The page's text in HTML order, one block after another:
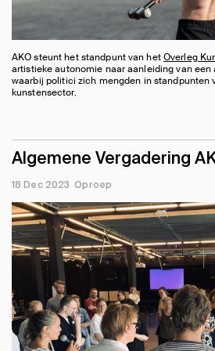
AKO steunt het standpunt van hetOverleg
artistieke autonomie naar aanleiding van
waarbij politici zich mengden in standpunten
kunstensector.
Algemene Vergadering
18 Dec 2023 Oproep